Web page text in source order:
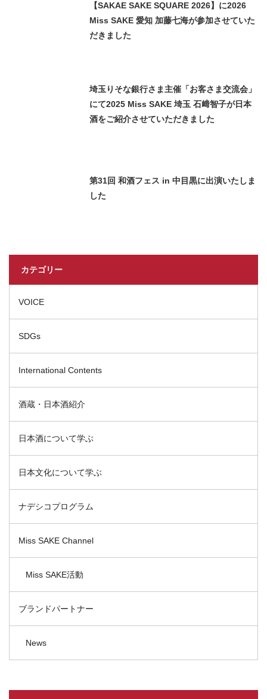
【SAKAE SAKE SQUARE 2026】に2026
Miss SAKE 愛知 加藤七海が参加させていた
だきました
埼玉りそな銀行さま主催「お客さま交流会」
にて2025 Miss SAKE 埼玉 石﨑智子が日本
酒をご紹介させていただきました
第31回 和酒フェス in 中目黒に出演いたしま
した
カテゴリー
VOICE
SDGs
International Contents
酒蔵・日本酒紹介
日本酒について学ぶ
日本文化について学ぶ
ナデシコプログラム
Miss SAKE Channel
Miss SAKE活動
ブランドパートナー
News